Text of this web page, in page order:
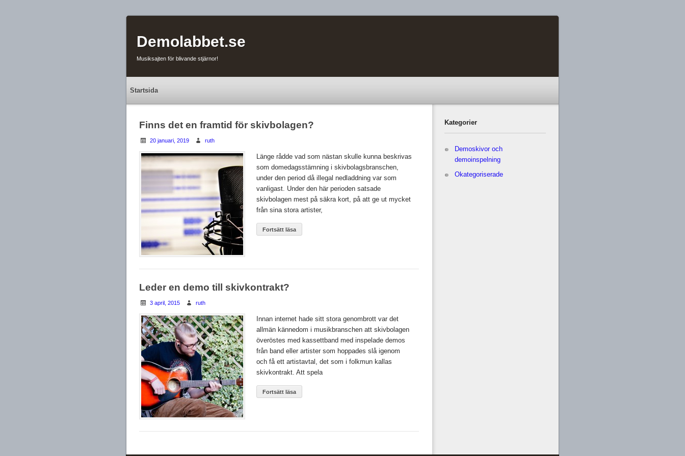
Demolabbet.se
Musiksajten för blivande stjärnor!
Startsida
Finns det en framtid för skivbolagen?
20 januari, 2019 ruth
Länge rådde vad som nästan skulle kunna beskrivas
som domedagsstämning i skivbolagsbranschen,
under den period då illegal nedladdning var som
vanligast. Under den här perioden satsade
skivbolagen mest på säkra kort, på att ge ut mycket
från sina stora artister,
Fortsätt läsa
Leder en demo till skivkontrakt?
3 april, 2015 ruth
Innan internet hade sitt stora genombrott var det
allmän kännedom i musikbranschen att skivbolagen
överöstes med kassettband med inspelade demos
från band eller artister som hoppades slå igenom
och få ett artistavtal, det som i folkmun kallas
skivkontrakt. Att spela
Fortsätt läsa
Kategorier
Demoskivor och
demoinspelning
Okategoriserade